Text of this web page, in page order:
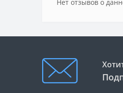
Нет отзывов о